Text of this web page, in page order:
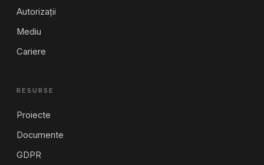
Autorizații
Mediu
Cariere
RESURSE
Proiecte
Documente
GDPR